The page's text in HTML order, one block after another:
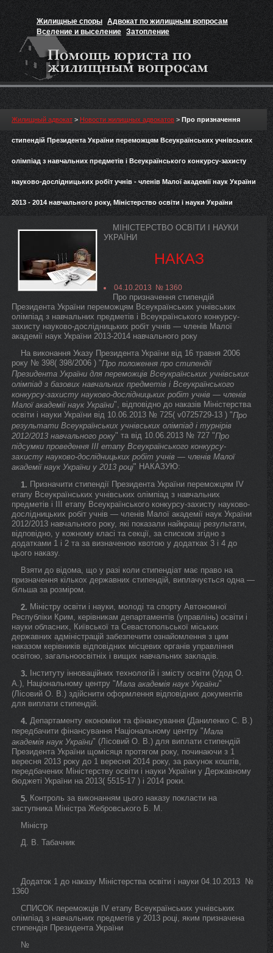
Жилищные споры Адвокат по жилищным вопросам
Вселение и выселение Затопление
Признание прав на жильё
Жилищный адвокат > Новости жилищных адвокатов > Про призначення
стипендій Президента України переможцям Всеукраїнських учнівських
олімпіад з навчальних предметів і Всеукраїнського конкурсу-захисту
науково-дослідницьких робіт учнів - членів Малої академії наук України
2013 - 2014 навчального року, Міністерство освіти і науки України
МІНІСТЕРСТВО ОСВІТИ І НАУКИ
УКРАЇНИ
НАКАЗ
04.10.2013 № 1360
Про призначення стипендій
Президента України переможцям Всеукраїнських учнівських
олімпіад з навчальних предметів і Всеукраїнського конкурсу-
захисту науково-дослідницьких робіт учнів — членів Малої
академії наук України 2013-2014 навчального року
На виконання Указу Президента України від 16 травня 2006
року № 398( 398/2006 ) "Про положення про стипендії
Президента України для переможців Всеукраїнських учнівських
олімпіад з базових навчальних предметів і Всеукраїнського
конкурсу-захисту науково-дослідницьких робіт учнів — членів
Малої академії наук України", відповідно до наказів Міністерства
освіти і науки України від 10.06.2013 № 725( v0725729-13 ) "Про
результати Всеукраїнських учнівських олімпіад і турнірів
2012/2013 навчального року" та від 10.06.2013 № 727 "Про
підсумки проведення III етапу Всеукраїнського конкурсу-
захисту науково-дослідницьких робіт учнів — членів Малої
академії наук України у 2013 році" НАКАЗУЮ:
1. Призначити стипендії Президента України переможцям IV
етапу Всеукраїнських учнівських олімпіад з навчальних
предметів і III етапу Всеукраїнського конкурсу-захисту науково-
дослідницьких робіт учнів — членів Малої академії наук України
2012/2013 навчального року, які показали найкращі результати,
відповідно, у кожному класі та секції, за списком згідно з
додатками 1 і 2 та за визначеною квотою у додатках 3 і 4 до
цього наказу.
Взяти до відома, що у разі коли стипендіат має право на
призначення кількох державних стипендій, виплачується одна —
більша за розміром.
2. Міністру освіти і науки, молоді та спорту Автономної
Республіки Крим, керівникам департаментів (управлінь) освіти і
науки обласних, Київської та Севастопольської міських
державних адміністрацій забезпечити ознайомлення з цим
наказом керівників відповідних місцевих органів управління
освітою, загальноосвітніх і вищих навчальних закладів.
3. Інституту інноваційних технологій і змісту освіти (Удод О.
А.), Національному центру "Мала академія наук України"
(Лісовий О. В.) здійснити оформлення відповідних документів
для виплати стипендій.
4. Департаменту економіки та фінансування (Даниленко С. В.)
передбачити фінансування Національному центру "Мала
академія наук України" (Лісовий О. В.) для виплати стипендій
Президента України щомісяця протягом року, починаючи з 1
вересня 2013 року до 1 вересня 2014 року, за рахунок коштів,
передбачених Міністерству освіти і науки України у Державному
бюджеті України на 2013( 5515-17 ) і 2014 роки.
5. Контроль за виконанням цього наказу покласти на
заступника Міністра Жебровського Б. М.
Міністр
Д. В. Табачник
Додаток 1 до наказу Міністерства освіти і науки 04.10.2013 №
1360
СПИСОК переможців IV етапу Всеукраїнських учнівських
олімпіад з навчальних предметів у 2013 році, яким призначена
стипендія Президента України
№